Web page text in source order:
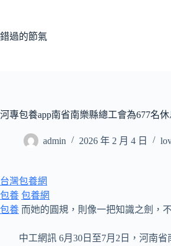
主
錯過的節氣
河專包養app南省南樂縣總工會為677名
admin 2026 年 2 月 4 日
台灣包養網
包養 包養網
包養 而她的圓規，則像一把知識之劍，
中工網訊 6月30日至7月2日，河南省